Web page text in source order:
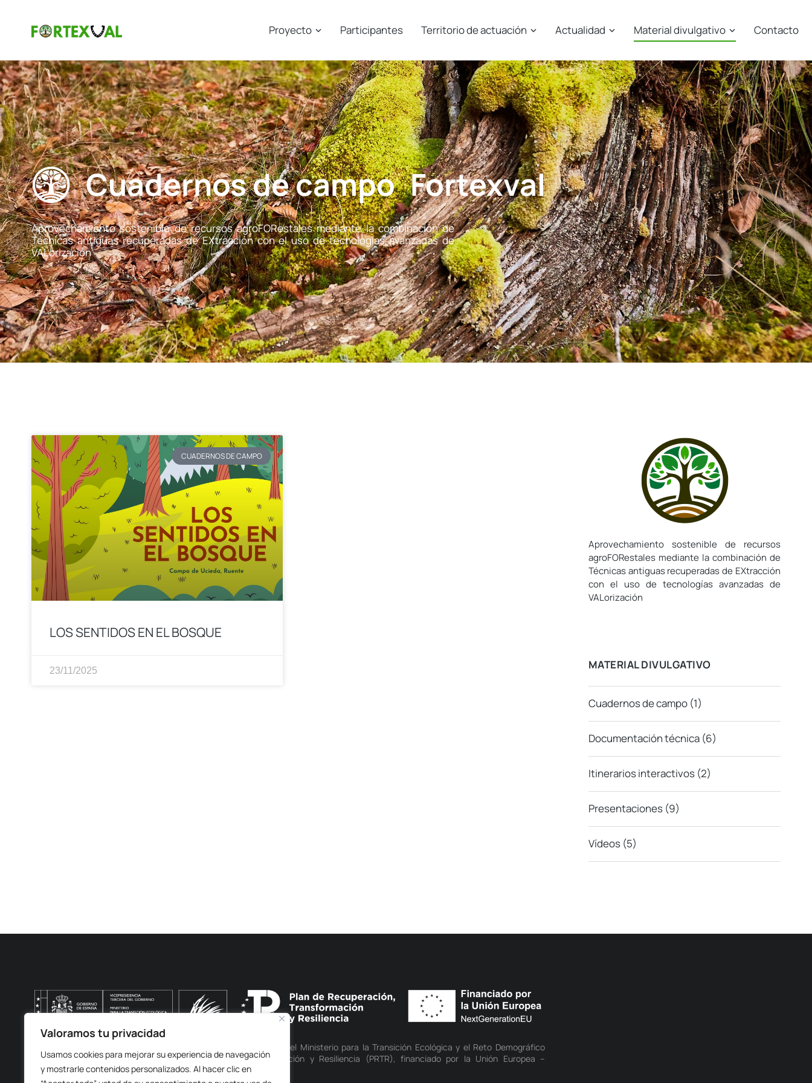
Valoramos tu privacidad
Usamos cookies para mejorar su experiencia de navegación
y mostrarle contenidos personalizados. Al hacer clic en
Proyecto Participantes Territorio de actuación Actualidad Material divulgativo Contacto
Cuadernos de campo Fortexval
Aprovechamiento sostenible de recursos agroFORestales mediante la combinación de
Técnicas antiguas recuperadas de EXtracción con el uso de tecnologías avanzadas de
VALorización
CUADERNOS DE CAMPO
LOS SENTIDOS EN EL BOSQUE
23/11/2025
Aprovechamiento sostenible de recursos
agroFORestales mediante la combinación de
Técnicas antiguas recuperadas de EXtracción
con el uso de tecnologías avanzadas de
VALorización
MATERIAL DIVULGATIVO
Cuadernos de campo (1)
Documentación técnica (6)
Itinerarios interactivos (2)
Presentaciones (9)
Vídeos (5)
FORTEXVAL cuenta con el apoyo de la Fundación Biodiversidad del Ministerio para la Transición Ecológica y el Reto Demográfico
(MITECO) en el marco del Plan de Recuperación, Transformación y Resiliencia (PRTR), financiado por la Unión Europea –
NextGenerationEU.